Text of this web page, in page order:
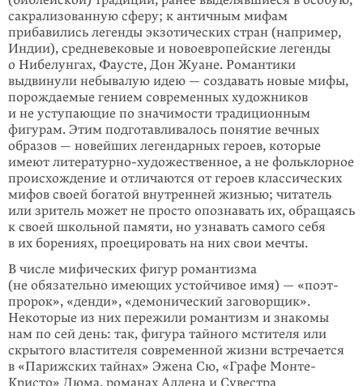
сакрализованную сферу; к античным мифам
прибавились легенды экзотиче­ских стран (например,
Индии), средневековые и новоевропейские легенды
о Нибелунгах, Фаусте, Дон Жуане. Романтики
выдвинули небывалую идею — создавать новые мифы,
порождаемые гением современных художников
и не усту­пающие по значимости традиционным
фигурам. Этим подготавли­валось понятие вечных
образов — новейших легендарных героев, которые
имеют литературно-художественное, а не фольклорное
происхождение и отличаются от героев классических
мифов своей богатой внутренней жизнью; читатель
или зритель может не просто опознавать их, обращаясь
к своей школьной памяти, но узнавать самого себя
в их борениях, проецировать на них свои мечты.
В числе мифических фигур романтизма
(не обязательно имеющих устойчивое имя) — «поэт-
пророк», «денди», «демонический заговорщик».
Некоторые из них пережили романтизм и знакомы
нам по сей день: так, фигура тайного мстителя или
скрытого властителя современной жизни встречается
в «Париж­ских тайнах» Эжена Сю, «Графе Монте-
Кристо» Дюма, романах Аллена и Сувестра